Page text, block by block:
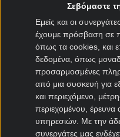
Σεβόμαστε
Εμείς και οι
έχουμε πρόσβαση σε
όπως τα cookies, και
δεδομένα, όπως
προσαρμοσμένες
από μια συσκευή για
και περιεχόμενο,
περιεχομένου, έρευνα
υπηρεσιών. Με την
συνεργάτες μας
Κόμο μεταγραφές
Μπολόνια
Μεταγραφές
Μπάγερν
Ντόρτμουντ
Αμβούργο
Λεβερκούζεν